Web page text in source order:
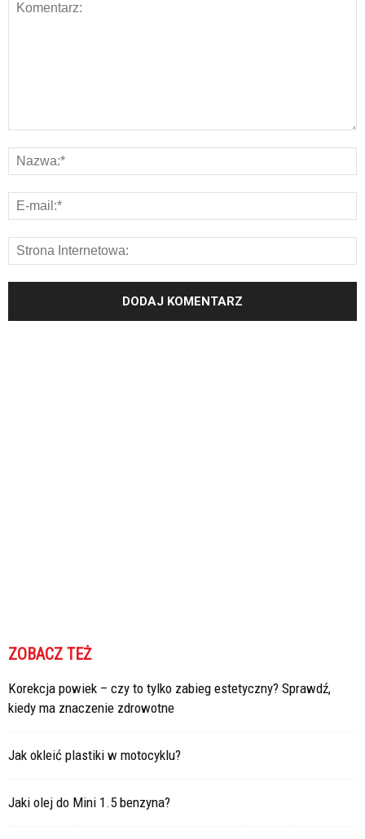
ZOBACZ TEŻ
Korekcja powiek – czy to tylko zabieg estetyczny? Sprawdź,
kiedy ma znaczenie zdrowotne
Jak okleić plastiki w motocyklu?
Jaki olej do Mini 1.5 benzyna?